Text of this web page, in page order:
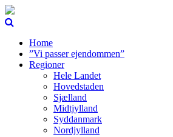
Home
”Vi passer ejendommen”
Regioner
Hele Landet
Hovedstaden
Sjælland
Midtjylland
Syddanmark
Nordjylland